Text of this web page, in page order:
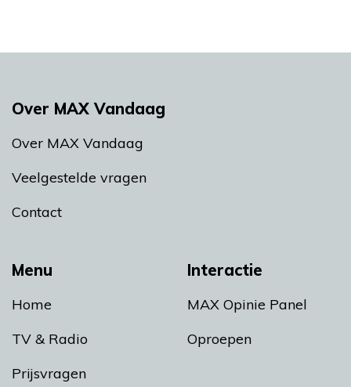
Menu
Home
TV & Radio
Prijsvragen
Interactie
MAX Opinie Panel
Oproepen
Over MAX Vandaag
Over MAX Vandaag
Veelgestelde vragen
Contact